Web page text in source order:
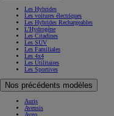
Les Hybrides
Les voitures électriques
Les Hybrides Rechargeables
L'Hydrogène
Les Citadines
Les SUV
Les Familiales
Les 4x4
Les Utilitaires
Les Sportives
Nos précédents modèles
Auris
Avensis
Aygo